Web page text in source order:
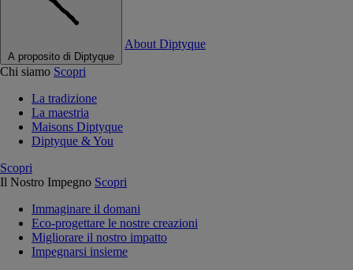
A proposito di Diptyque
About Diptyque
Chi siamo Scopri
La tradizione
La maestria
Maisons Diptyque
Diptyque & You
Scopri
Il Nostro Impegno Scopri
Immaginare il domani
Eco-progettare le nostre creazioni
Migliorare il nostro impatto
Impegnarsi insieme